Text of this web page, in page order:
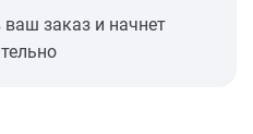
заказ и начнет